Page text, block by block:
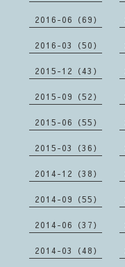
2016-06（69）
2016-03（50）
2015-12（43）
2015-09（52）
2015-06（55）
2015-03（36）
2014-12（38）
2014-09（55）
2014-06（37）
2014-03（48）